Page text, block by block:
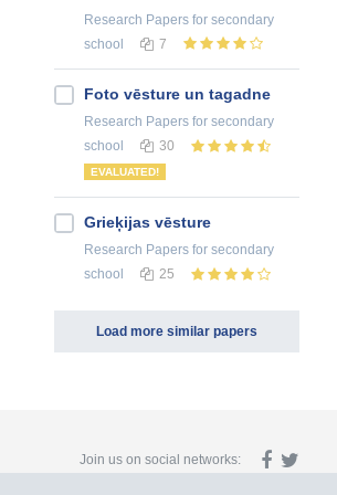
Research Papers for secondary
school
7
Foto vēsture un tagadne
Research Papers for secondary
school
30
EVALUATED!
Grieķijas vēsture
Research Papers for secondary
school
25
Load more similar papers
Join us on social networks: